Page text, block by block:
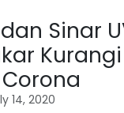
Sinar
14, 2020